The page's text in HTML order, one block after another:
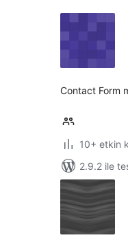
Contact Form
10+ etkin
2.9.2 ile